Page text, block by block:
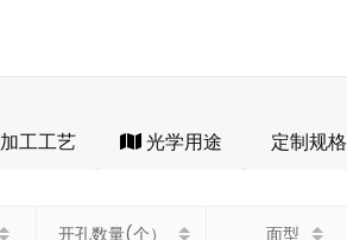
加工工艺 光学用途 定制规格
开孔数量(个） 面型